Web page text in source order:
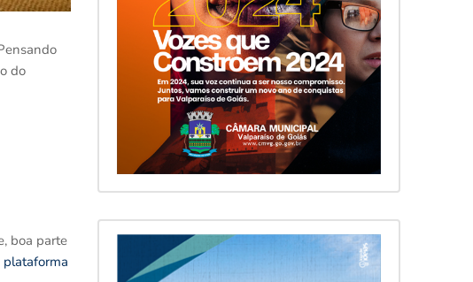
do
boa parte
plataforma